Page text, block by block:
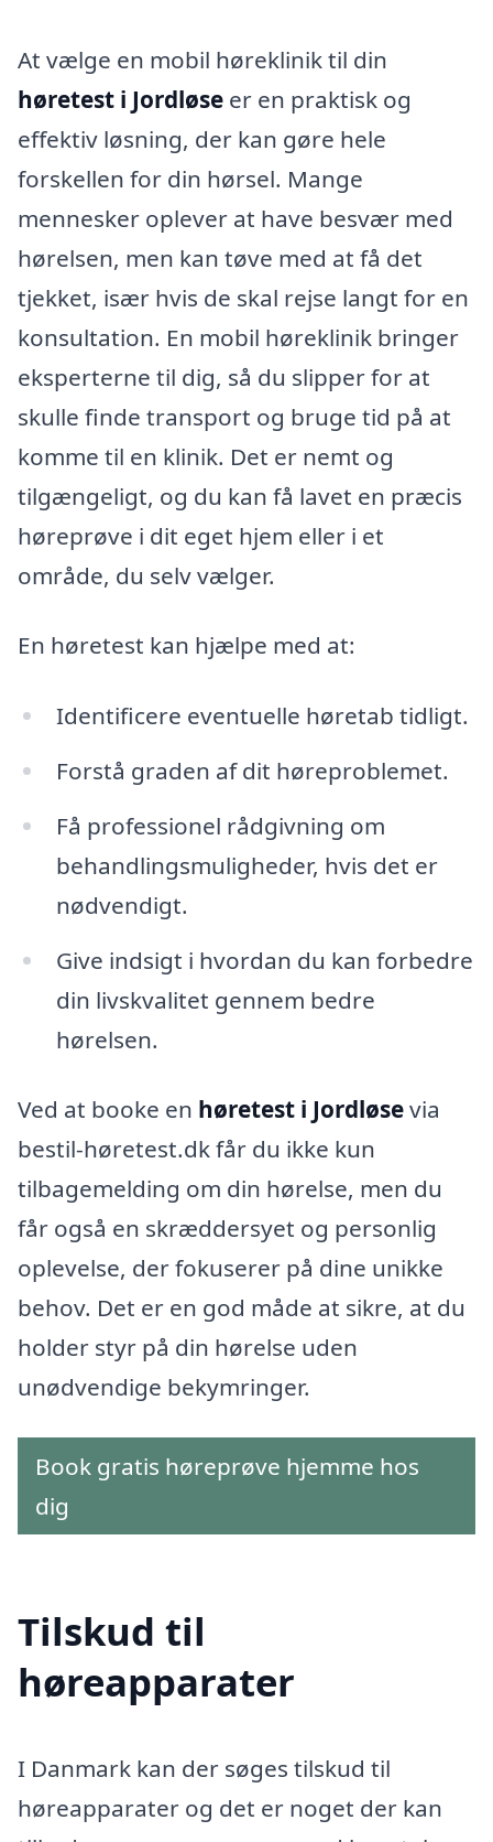
At vælge en mobil høreklinik til din
høretest i Jordløse er en praktisk og
effektiv løsning, der kan gøre hele
forskellen for din hørsel. Mange
mennesker oplever at have besvær med
hørelsen, men kan tøve med at få det
tjekket, især hvis de skal rejse langt for en
konsultation. En mobil høreklinik bringer
eksperterne til dig, så du slipper for at
skulle finde transport og bruge tid på at
komme til en klinik. Det er nemt og
tilgængeligt, og du kan få lavet en præcis
høreprøve i dit eget hjem eller i et
område, du selv vælger.
En høretest kan hjælpe med at:
Identificere eventuelle høretab tidligt.
Forstå graden af dit høreproblemet.
Få professionel rådgivning om
behandlingsmuligheder, hvis det er
nødvendigt.
Give indsigt i hvordan du kan forbedre
din livskvalitet gennem bedre
hørelsen.
Ved at booke en høretest i Jordløsevia
bestil-høretest.dk får du ikke kun
tilbagemelding om din hørelse, men du
får også en skræddersyet og personlig
oplevelse, der fokuserer på dine unikke
behov. Det er en god måde at sikre, at du
holder styr på din hørelse uden
unødvendige bekymringer.
Book gratis høreprøve hjemme hos
dig
Tilskud til
høreapparater
I Danmark kan der søges tilskud til
høreapparater og det er noget der kan